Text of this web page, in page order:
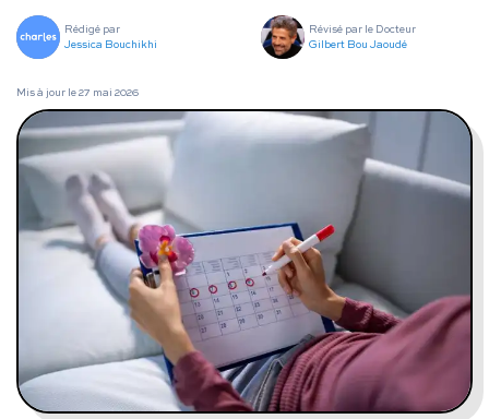
Fertilité masculine
Chute de cheveux
Programmes digitaux
Comment ça marche ?
Notre approche médicale
Rédigé par
Jessica Bouchikhi
Révisé par le Docteur
Gilbert Bou Jaoudé
Mis à jour le27 mai 2026